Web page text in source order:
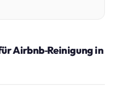
Airbnb‑Reinigung in